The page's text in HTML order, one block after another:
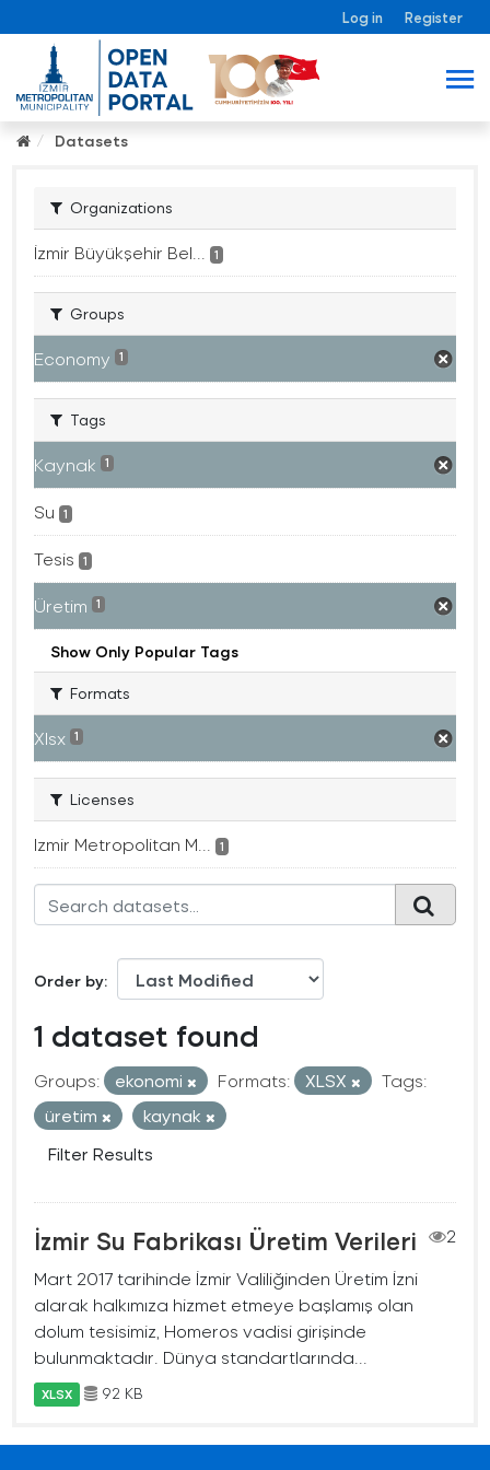
Log in Register
Datasets
Organizations
İzmir Büyükşehir Bel... 1
Groups
Economy 1
Tags
Kaynak 1
Su 1
Tesis 1
Üretim 1
Show Only Popular Tags
Formats
Xlsx 1
Licenses
Izmir Metropolitan M... 1
Order by
1 dataset found
Groups: ekonomi Formats: XLSX
Tags:
üretim
kaynak
Filter Results
İzmir Su Fabrikası Üretim Verileri
2
Mart 2017 tarihinde İzmir Valiliğinden Üretim İzni
alarak halkımıza hizmet etmeye başlamış olan
dolum tesisimiz, Homeros vadisi girişinde
bulunmaktadır. Dünya standartlarında...
XLSX 92 KB